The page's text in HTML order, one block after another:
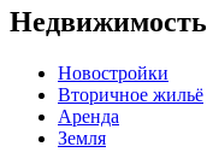
Недвижимость
Новостройки
Вторичное жильё
Аренда
Земля